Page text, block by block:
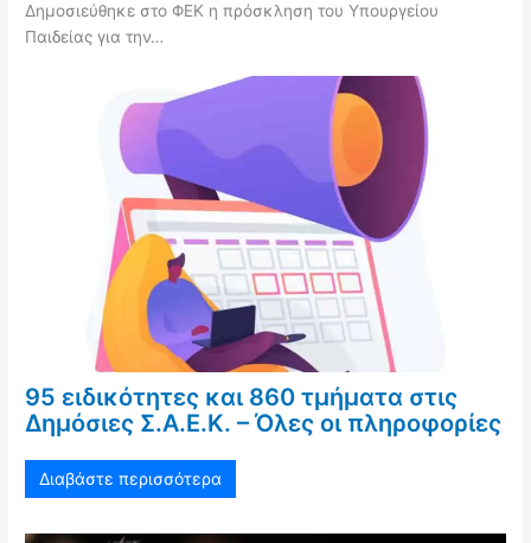
Δημοσιεύθηκε στο ΦΕΚ η πρόσκληση του Υπουργείου
Παιδείας για την…
95 ειδικότητες και 860 τμήματα στις
Δημόσιες Σ.Α.Ε.Κ. – Όλες οι πληροφορίες
Διαβάστε περισσότερα